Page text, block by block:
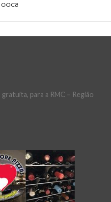
para a RMC – Região